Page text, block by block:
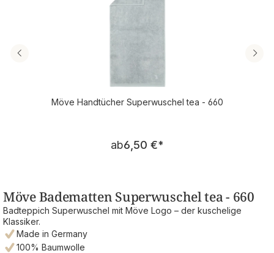
Möve Handtücher Superwuschel tea - 660
Regulärer Preis:
ab6,50 €*
Möve Badematten Superwuschel tea - 660
Badteppich Superwuschel mit Möve Logo – der kuschelige
Klassiker.
Made in Germany
100% Baumwolle